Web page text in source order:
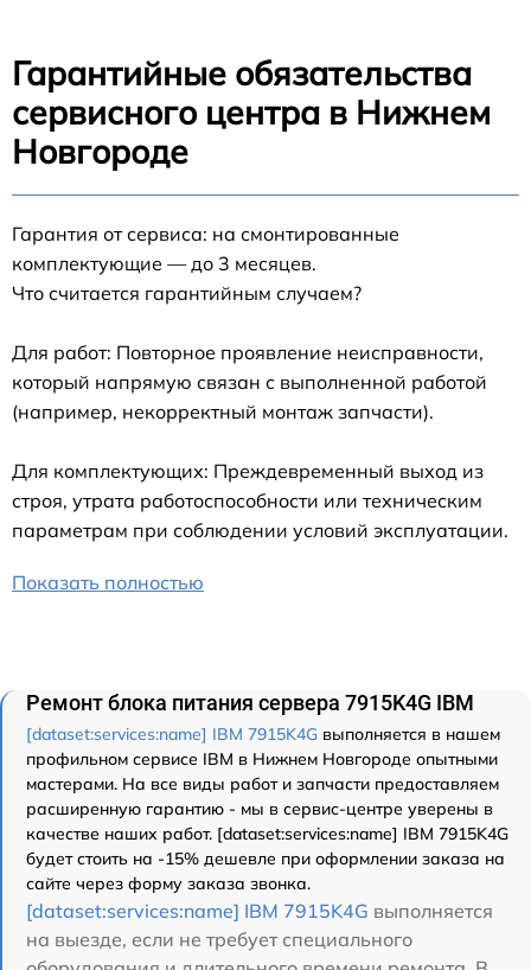
Гарантийные обязательства
сервисного центра в Нижнем
Новгороде
Гарантия от сервиса: на смонтированные
комплектующие — до 3 месяцев.
Что считается гарантийным случаем?
Для работ: Повторное проявление неисправности,
который напрямую связан с выполненной работой
(например, некорректный монтаж запчасти).
Для комплектующих: Преждевременный выход из
строя, утрата работоспособности или техническим
параметрам при соблюдении условий эксплуатации.
Показать полностью
Ремонт блока питания сервера 7915K4G IBM
[dataset:services:name] IBM 7915K4G выполняется в нашем
профильном сервисе IBM в Нижнем Новгороде опытными
мастерами. На все виды работ и запчасти предоставляем
расширенную гарантию - мы в сервис-центре уверены в
качестве наших работ. [dataset:services:name] IBM 7915K4G
будет стоить на -15% дешевле при оформлении заказа на
сайте через форму заказа звонка.
[dataset:services:name] IBM 7915K4G выполняется
на выезде, если не требует специального